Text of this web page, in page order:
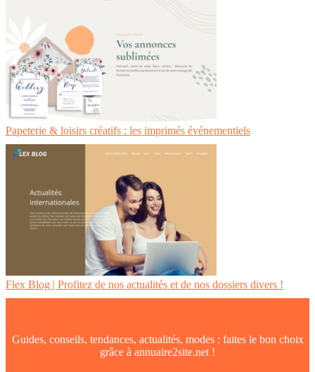
Papeterie & loisirs créatifs : les imprimés événementiels
Flex Blog | Profitez de nos actualités et de nos dossiers divers !
Guides, conseils, tendances, actualités, modes : faites le bon choix
grâce à annuaire2site.net !